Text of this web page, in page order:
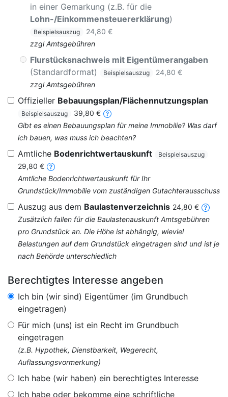
in einer Gemarkung (z.B. für die
Lohn-/Einkommensteuererklärung)
Beispielsauszug
24,80 €
zzgl Amtsgebühren
Flurstücksnachweis mit Eigentümerangaben
(Standardformat)
Beispielsauszug
24,80 €
zzgl Amtsgebühren
Offizieller Bebauungsplan/Flächennutzungsplan
Beispielsauszug
39,80 €
Gibt es einen Bebauungsplan für meine Immobilie? Was darf
ich bauen, was muss ich beachten?
Amtliche Bodenrichtwertauskunft Beispielsauszug
29,80 €
Amtliche Bodenrichtwertauskunft für Ihr
Grundstück/Immobilie vom zuständigen Gutachterausschuss
Auszug aus dem Baulastenverzeichnis 24,80 €
Zusätzlich fallen für die Baulastenauskunft Amtsgebühren
pro Grundstück an. Die Höhe ist abhängig, wieviel
Belastungen auf dem Grundstück eingetragen sind und ist je
nach Behörde unterschiedlich
Berechtigtes Interesse angeben
Ich bin (wir sind) Eigentümer (im Grundbuch
eingetragen)
Für mich (uns) ist ein Recht im Grundbuch
eingetragen
(z.B. Hypothek, Dienstbarkeit, Wegerecht,
Auflassungsvormerkung)
Ich habe (wir haben) ein berechtigtes Interesse
Ich habe oder bekomme eine schriftliche